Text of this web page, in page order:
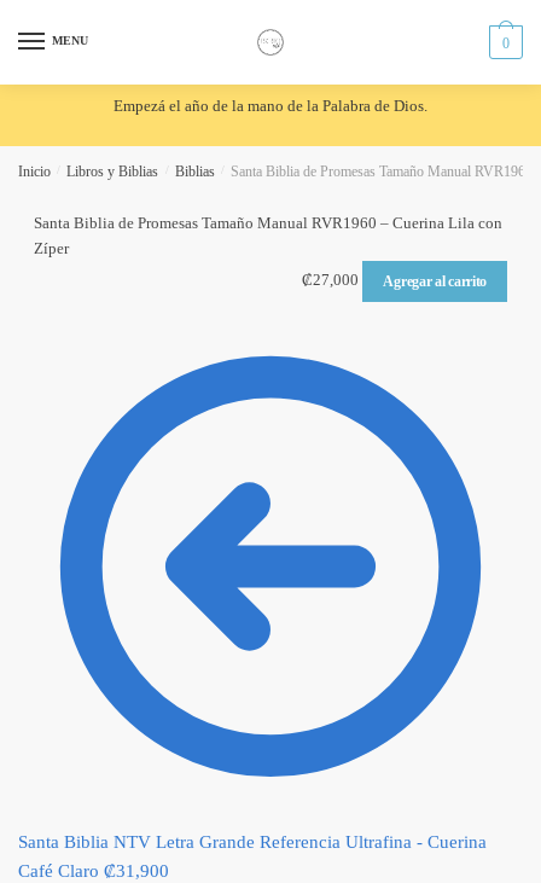
MENU 0
Empezá el año de la mano de la Palabra de Dios.
Inicio Libros y Biblias Biblias Santa Biblia de Promesas Tamaño Manual RVR1960
Santa Biblia de Promesas Tamaño Manual RVR1960 – Cuerina Lila con
Zíper
₡27,000 Agregar al carrito
Santa Biblia NTV Letra Grande Referencia Ultrafina - Cuerina
Café Claro ₡31,900